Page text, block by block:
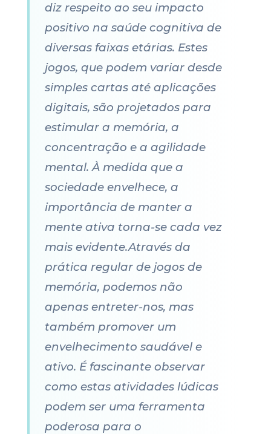
diz respeito ao seu impacto
positivo na saúde cognitiva de
diversas faixas etárias. Estes
jogos, que podem variar desde
simples cartas até aplicações
digitais, são projetados para
estimular a memória, a
concentração e a agilidade
mental. À medida que a
sociedade envelhece, a
importância de manter a
mente ativa torna-se cada vez
mais evidente.Através da
prática regular de jogos de
memória, podemos não
apenas entreter-nos, mas
também promover um
envelhecimento saudável e
ativo. É fascinante observar
como estas atividades lúdicas
podem ser uma ferramenta
poderosa para o